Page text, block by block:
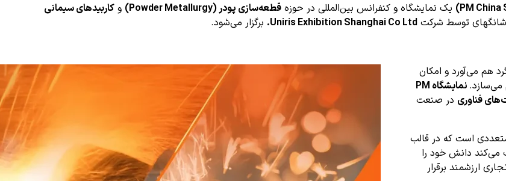
یک نمایشگاه و کنفرانس بین‌المللی در حوزه قطعه‌سازی پودر (Powder Metallurgy) و کاربیدهای سیمانی
توسط شرکت Uniris Exhibition Shanghai Co Ltd. برگزار می‌شود.
هم می‌آورد و امکان
می‌سازد.
نمایشگاه PM
فناوری در صنعت
است که در قالب
می‌کند دانش خود را
ارزشمند برقرار